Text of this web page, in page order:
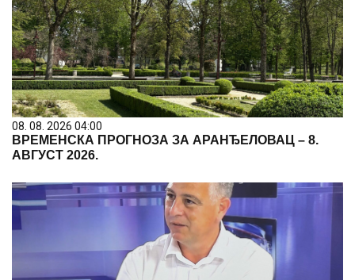
08. 08. 2026 04:00
ВРЕМЕНСКА ПРОГНОЗА ЗА АРАНЂЕЛОВАЦ – 8.
АВГУСТ 2026.